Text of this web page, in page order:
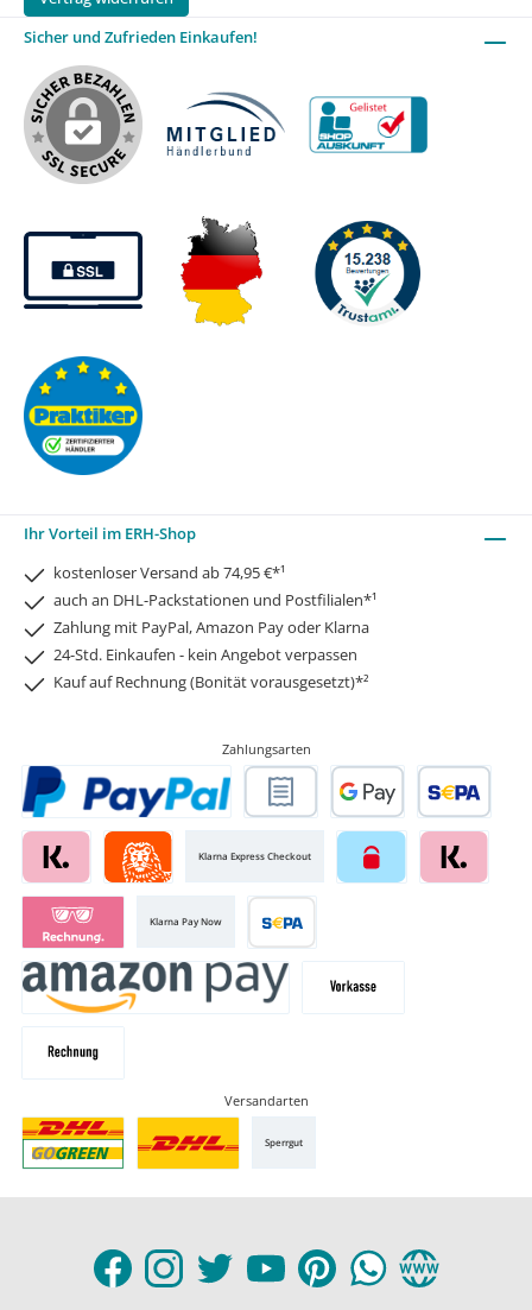
Sicher und Zufrieden Einkaufen!
Ihr Vorteil im ERH-Shop
kostenloser Versand ab 74,95 €*¹
auch an DHL-Packstationen und Postfilialen*¹
Zahlung mit PayPal, Amazon Pay oder Klarna
24-Std. Einkaufen - kein Angebot verpassen
Kauf auf Rechnung (Bonität vorausgesetzt)*²
Zahlungsarten
Klarna Express Checkout
Klarna Pay Now
Versandarten
Sperrgut